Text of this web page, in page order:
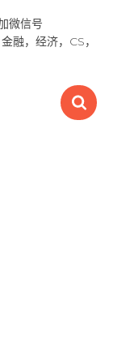
微信号
融，经济，CS，